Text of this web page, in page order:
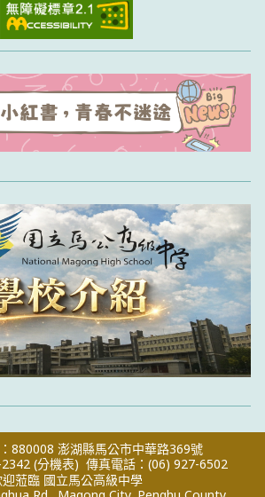
880008 澎湖縣馬公市中華路369號
(分機表) 傳真電話：(06) 927-6502
蒞臨 國立馬公高級中學